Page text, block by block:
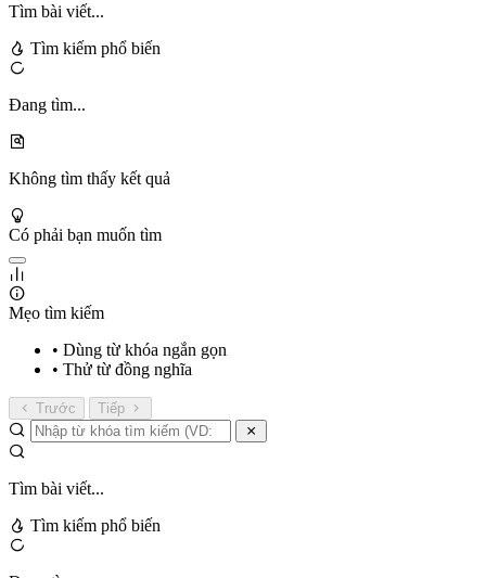
Tìm bài viết...
Tìm kiếm phổ biến
Đang tìm...
Không tìm thấy kết quả
Có phải bạn muốn tìm
Mẹo tìm kiếm
• Dùng từ khóa ngắn gọn
• Thử từ đồng nghĩa
Trước Tiếp
Tìm bài viết...
Tìm kiếm phổ biến